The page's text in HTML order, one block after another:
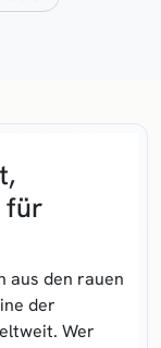
für
aus den rauen
der
Wer